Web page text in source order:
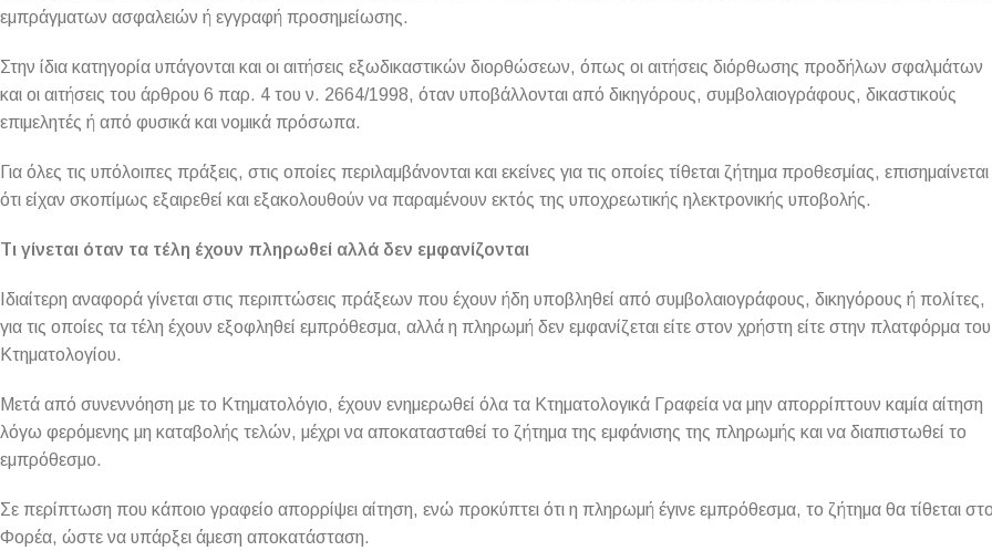
εμπράγματων ασφαλειών ή εγγραφή προσημείωσης.
Στην ίδια κατηγορία υπάγονται και οι αιτήσεις εξωδικαστικών διορθώσεων, όπως οι αιτήσεις διόρθωσης προδήλων σφαλμάτων
και οι αιτήσεις του άρθρου 6 παρ. 4 του ν. 2664/1998, όταν υποβάλλονται από δικηγόρους, συμβολαιογράφους, δικαστικούς
επιμελητές ή από φυσικά και νομικά πρόσωπα.
Για όλες τις υπόλοιπες πράξεις, στις οποίες περιλαμβάνονται και εκείνες για τις οποίες τίθεται ζήτημα προθεσμίας, επισημαίνεται
ότι είχαν σκοπίμως εξαιρεθεί και εξακολουθούν να παραμένουν εκτός της υποχρεωτικής ηλεκτρονικής υποβολής.
Τι γίνεται όταν τα τέλη έχουν πληρωθεί αλλά δεν εμφανίζονται
Ιδιαίτερη αναφορά γίνεται στις περιπτώσεις πράξεων που έχουν ήδη υποβληθεί από συμβολαιογράφους, δικηγόρους ή πολίτες,
για τις οποίες τα τέλη έχουν εξοφληθεί εμπρόθεσμα, αλλά η πληρωμή δεν εμφανίζεται είτε στον χρήστη είτε στην πλατφόρμα του
Κτηματολογίου.
Μετά από συνεννόηση με το Κτηματολόγιο, έχουν ενημερωθεί όλα τα Κτηματολογικά Γραφεία να μην απορρίπτουν καμία αίτηση
λόγω φερόμενης μη καταβολής τελών, μέχρι να αποκατασταθεί το ζήτημα της εμφάνισης της πληρωμής και να διαπιστωθεί το
εμπρόθεσμο.
Σε περίπτωση που κάποιο γραφείο απορρίψει αίτηση, ενώ προκύπτει ότι η πληρωμή έγινε εμπρόθεσμα, το ζήτημα θα τίθεται
Φορέα, ώστε να υπάρξει άμεση αποκατάσταση.